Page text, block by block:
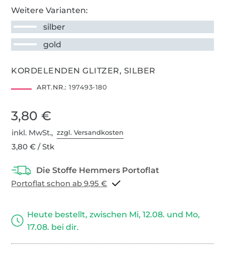
Weitere Varianten:
silber
gold
KORDELENDEN GLITZER, SILBER
ART.NR.: 197493-180
3,80 €
inkl. MwSt.,zzgl. Versandkosten
3,80 € / Stk
Portoflat schon ab 9,95 €
Heute bestellt, zwischen Mi, 12.08. und Mo,
17.08. bei dir.